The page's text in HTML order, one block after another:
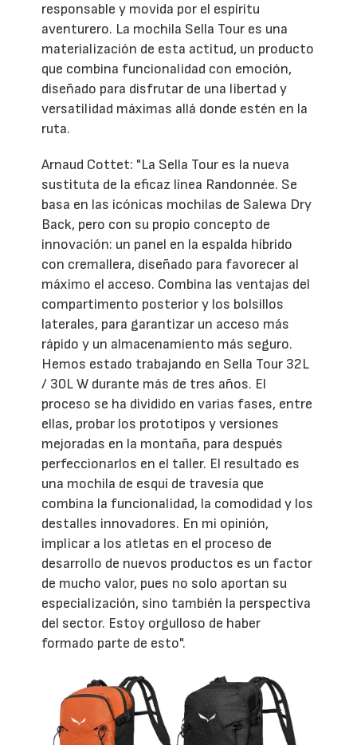
responsable y movida por el espíritu
aventurero. La mochila Sella Tour es una
materialización de esta actitud, un producto
que combina funcionalidad con emoción,
diseñado para disfrutar de una libertad y
versatilidad máximas allá donde estén en la
ruta.
Arnaud Cottet: "La Sella Tour es la nueva
sustituta de la eficaz línea Randonnée. Se
basa en las icónicas mochilas de Salewa Dry
Back, pero con su propio concepto de
innovación: un panel en la espalda híbrido
con cremallera, diseñado para favorecer al
máximo el acceso. Combina las ventajas del
compartimento posterior y los bolsillos
laterales, para garantizar un acceso más
rápido y un almacenamiento más seguro.
Hemos estado trabajando en Sella Tour 32L
/ 30L W durante más de tres años. El
proceso se ha dividido en varias fases, entre
ellas, probar los prototipos y versiones
mejoradas en la montaña, para después
perfeccionarlos en el taller. El resultado es
una mochila de esquí de travesía que
combina la funcionalidad, la comodidad y los
destalles innovadores. En mi opinión,
implicar a los atletas en el proceso de
desarrollo de nuevos productos es un factor
de mucho valor, pues no solo aportan su
especialización, sino también la perspectiva
del sector. Estoy orgulloso de haber
formado parte de esto".